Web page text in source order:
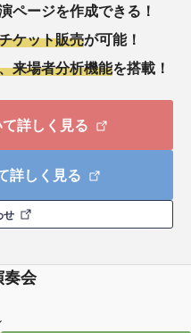
ページを作成できる！
ケット販売が可能！
来場者分析機能を搭載！
詳しく見る
詳しく見る
せ
奏会